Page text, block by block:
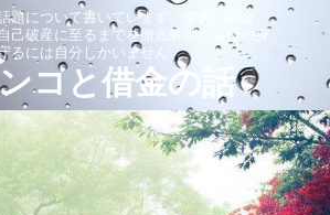
題について書いています。借金、闇金、
己破産に至るまでを徹底解剖。自分の身
るには自分しかいません。
コと借金の話